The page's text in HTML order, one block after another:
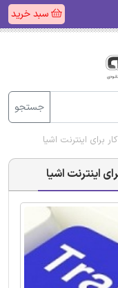
سبد خرید
جستجو
اینترنت اشیا
اینترنت اشیا